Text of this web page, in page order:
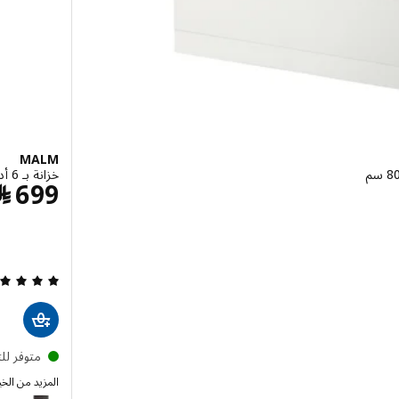
MALM
خزانة بـ 6 أدراج, أبيض/زجاج مرايا, ‎40x123 سم‏
699
متوفر
المزيد من